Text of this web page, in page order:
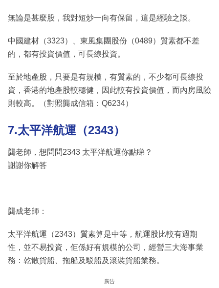
無論是甚麼股，我對短炒一向有保留，這是經驗之談。
中國建材（3323）、東風集團股份（0489）質素都不差
的，都有投資價值，可長線投資。
至於地產股，只要是有規模，有質素的，不少都可長線投
資，香港的地產股較穩健，因此較有投資價值，而內房風險
則較高。（對照龔成信箱：Q6234）
7.太平洋航運（2343）
龔老師，想問問2343 太平洋航運你點睇？
謝謝你解答
龔成老師：
太平洋航運（2343）質素算是中等，航運股比較有週期
性，並不易投資，佢係好有規模的公司，經營三大海事業
務：乾散貨船、拖船及駁船及滾裝貨船業務。
廣告